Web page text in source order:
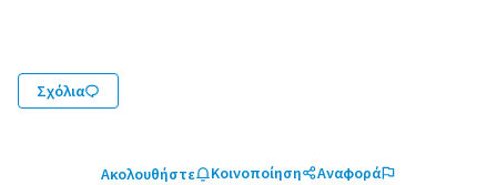
Σχόλια
Ακολουθήστε Κοινοποίηση Αναφορά